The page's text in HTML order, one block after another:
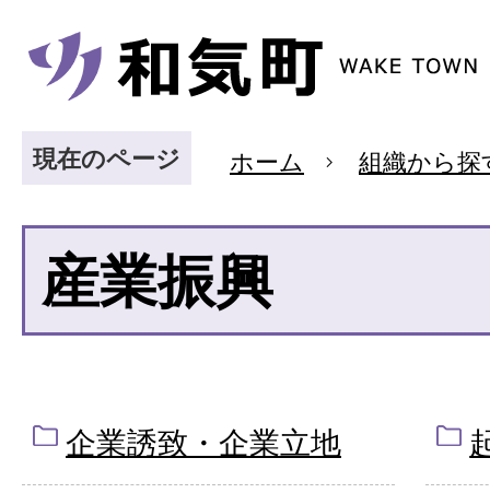
現在のページ ホーム 組織から探
産業振興
企業誘致・企業立地